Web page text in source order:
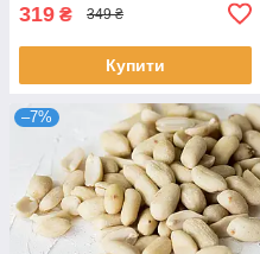
319 ₴ 349 ₴
Купити
–7%